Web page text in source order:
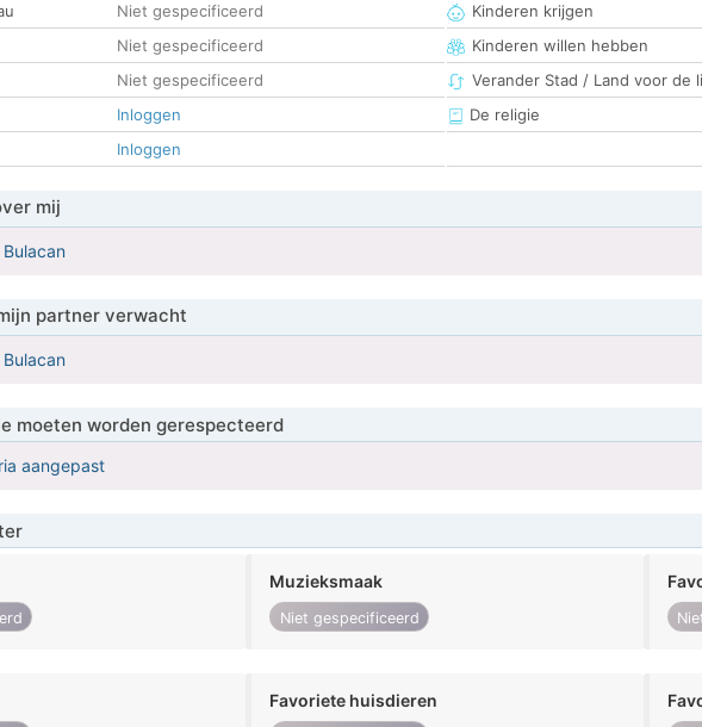
Niet gespecificeerd
Niet gespecificeerd
Niet gespecificeerd
Inloggen
Inloggen
Kinderen krijgen
Kinderen willen hebben
Verander Stad / Land voor de
De religie
mij
partner verwacht
moeten worden gerespecteerd
aangepast
Muzieksmaak
Niet gespecificeerd
Favoriete huisdieren